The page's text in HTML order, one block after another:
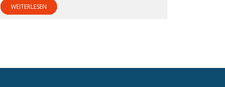
WEITERLESEN